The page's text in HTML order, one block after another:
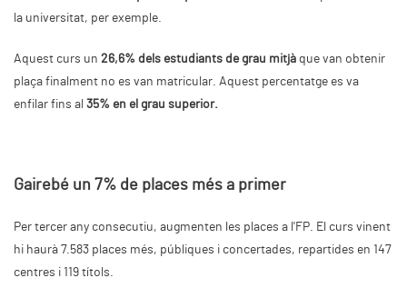
la universitat, per exemple.
Aquest curs un 26,6% dels estudiants de grau mitjà que van obtenir
plaça finalment no es van matricular. Aquest percentatge es va
enfilar fins al 35% en el grau superior.
Gairebé un 7% de places més a primer
Per tercer any consecutiu, augmenten les places a l'FP. El curs vinent
hi haurà 7.583 places més, públiques i concertades, repartides en 147
centres i 119 títols.